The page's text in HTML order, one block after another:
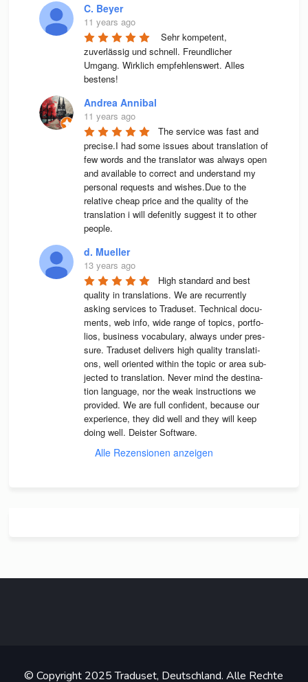
C. Beyer
11 years ago
Sehr kompetent,
zuverlässig und schnell. Freundlicher
Umgang. Wirklich empfehlenswert. Alles
bestens!
Andrea Annibal
11 years ago
The service was fast and
precise.I had some issues about translation of
few words and the translator was always open
and available to correct and understand my
personal requests and wishes.Due to the
relative cheap price and the quality of the
translation i will defenitly suggest it to other
people.
d. Mueller
13 years ago
High stan­dard and best
qua­lity in trans­la­ti­ons. We are recur­rently
asking ser­vices to Tra­du­set. Tech­ni­cal docu­
ments, web info, wide range of topics, port­fo­
lios, busi­ness voca­bu­lary, always under pres­
sure. Tra­du­set deli­vers high qua­lity trans­la­ti­
ons, well ori­en­ted wit­hin the topic or area sub­
jec­ted to trans­la­tion. Never mind the desti­na­
tion lan­guage, nor the weak instruc­tions we
pro­vi­ded. We are full con­fi­dent, because our
expe­ri­ence, they did well and they will keep
doing well. Deis­ter Software.
Alle Rezensionen anzeigen
© Copyright 2025 Traduset, Deutschland. Alle Rechte